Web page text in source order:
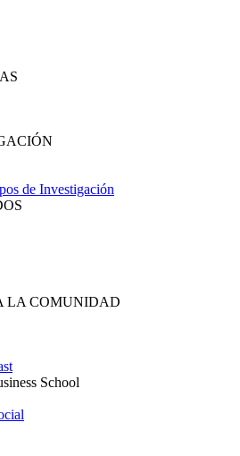
de Investigación
LA COMUNIDAD
School